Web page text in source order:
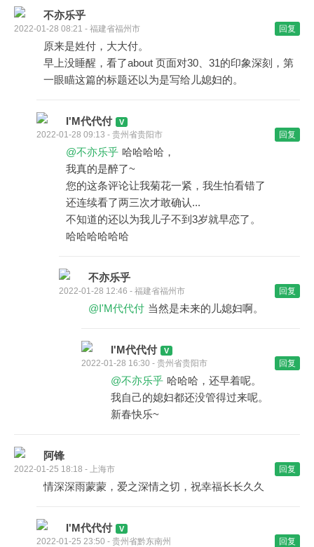
不亦乐乎
2022-01-28 08:21 - 福建省福州市 回复
原来是姓付，大大付。
早上没睡醒，看了about 页面对30、31的印象深刻，第
一眼瞄这篇的标题还以为是写给儿媳妇的。
I'M代代付
2022-01-28 09:13 - 贵州省贵阳市 回复
@不亦乐乎 哈哈哈哈，
我真的是醉了~
您的这条评论让我菊花一紧，我生怕看错了
还连续看了两三次才敢确认...
不知道的还以为我儿子不到3岁就早恋了。
哈哈哈哈哈哈
不亦乐乎
2022-01-28 12:46 - 福建省福州市 回复
@I'M代代付 当然是未来的儿媳妇啊。
I'M代代付
2022-01-28 16:30 - 贵州省贵阳市 回复
@不亦乐乎 哈哈哈，还早着呢。
我自己的媳妇都还没管得过来呢。
新春快乐~
阿锋
2022-01-25 18:18 - 上海市 回复
情深深雨蒙蒙，爱之深情之切，祝幸福长长久久
I'M代代付
2022-01-25 23:50 - 贵州省黔东南州 回复